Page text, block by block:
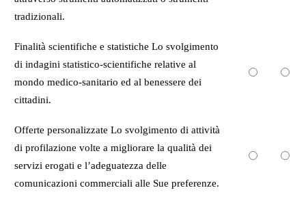
tradizionali.
Finalità scientifiche e statistiche Lo svolgimento
di indagini statistico-scientifiche relative al
mondo medico-sanitario ed al benessere dei
cittadini.
Offerte personalizzate Lo svolgimento di attività
di profilazione volte a migliorare la qualità dei
servizi erogati e l’adeguatezza delle
comunicazioni commerciali alle Sue preferenze.